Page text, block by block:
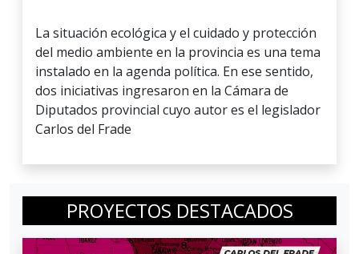
La situación ecológica y el cuidado y protección
del medio ambiente en la provincia es una tema
instalado en la agenda política. En ese sentido,
dos iniciativas ingresaron en la Cámara de
Diputados provincial cuyo autor es el legislador
Carlos del Frade
PROYECTOS DESTACADOS